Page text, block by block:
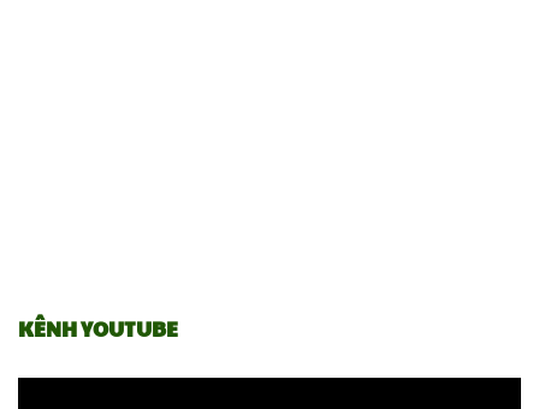
KÊNH YOUTUBE